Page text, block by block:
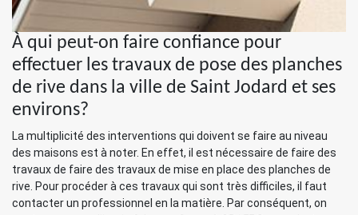
À qui peut-on faire confiance pour
effectuer les travaux de pose des planches
de rive dans la ville de Saint Jodard et ses
environs?
La multiplicité des interventions qui doivent se faire au niveau
des maisons est à noter. En effet, il est nécessaire de faire des
travaux de faire des travaux de mise en place des planches de
rive. Pour procéder à ces travaux qui sont très difficiles, il faut
contacter un professionnel en la matière. Par conséquent, on